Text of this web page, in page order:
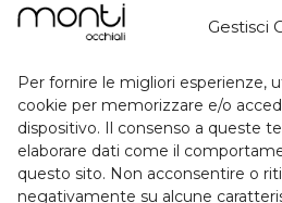
Gestisci
Per fornire le migliori esperienze,
cookie per memorizzare e/o
dispositivo. Il consenso a queste
elaborare dati come il
questo sito. Non acconsentire o
negativamente su alcune